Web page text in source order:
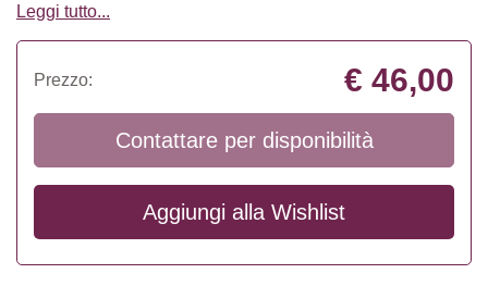
Leggi tutto...
Prezzo: € 46,00
Contattare per disponibilità
Aggiungi alla Wishlist